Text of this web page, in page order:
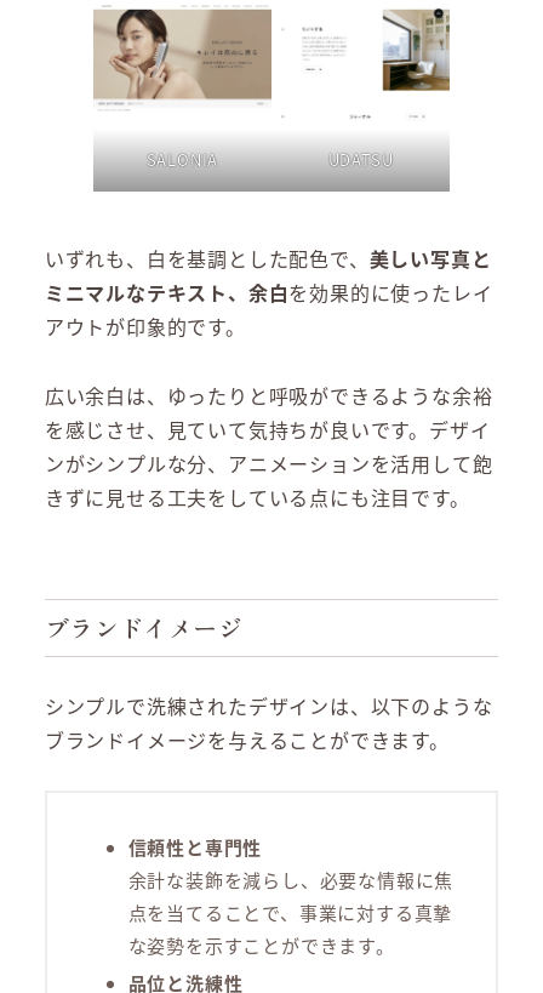
SALONIA UDATSU
いずれも、白を基調とした配色で、 美しい写真と
ミニマルなテキスト、余白を効果的に使ったレイ
アウトが印象的です。
広い余白は、ゆったりと呼吸ができるような余裕
を感じさせ、見ていて気持ちが良いです。デザイ
ンがシンプルな分、アニメーションを活用して飽
きずに見せる工夫をしている点にも注目です。
ブランドイメージ
シンプルで洗練されたデザインは、以下のような
ブランドイメージを与えることができます。
信頼性と専門性
余計な装飾を減らし、必要な情報に焦
点を当てることで、事業に対する真摯
な姿勢を示すことができます。
品位と洗練性